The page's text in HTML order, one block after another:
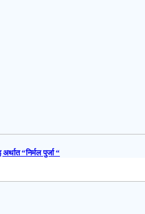
“निर्मल पुर्जा “